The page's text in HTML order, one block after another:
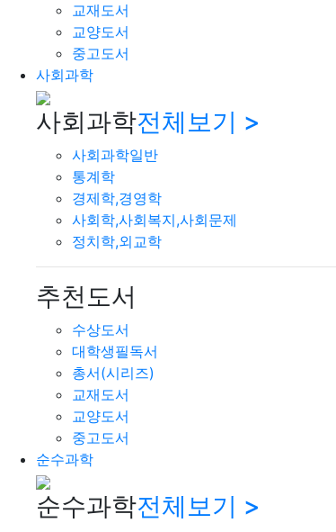
교재도서
교양도서
중고도서
사회과학
사회과학전체보기 >
사회과학일반
통계학
경제학,경영학
사회학,사회복지,사회문제
정치학,외교학
추천도서
수상도서
대학생필독서
총서(시리즈)
교재도서
교양도서
중고도서
순수과학
순수과학전체보기 >